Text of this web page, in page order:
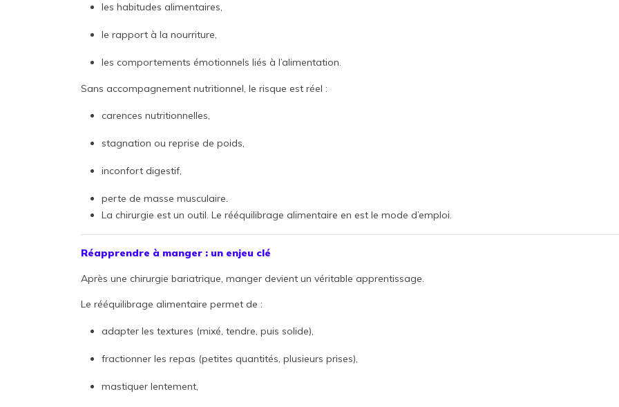
les habitudes alimentaires,
le rapport à la nourriture,
les comportements émotionnels liés à l’alimentation.
Sans accompagnement nutritionnel, le risque est réel :
carences nutritionnelles,
stagnation ou reprise de poids,
inconfort digestif,
perte de masse musculaire.
La chirurgie est un outil. Le rééquilibrage alimentaire en est le mode d’emploi.
Réapprendre à manger : un enjeu clé
Après une chirurgie bariatrique, manger devient un véritable apprentissage.
Le rééquilibrage alimentaire permet de :
adapter les textures (mixé, tendre, puis solide),
fractionner les repas (petites quantités, plusieurs prises),
mastiquer lentement,